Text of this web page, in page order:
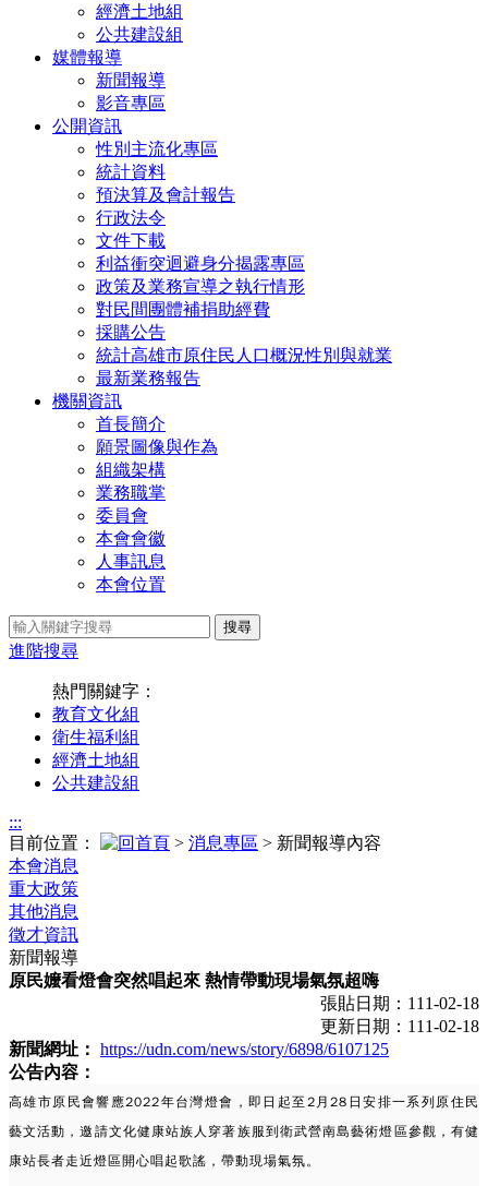
經濟土地組
公共建設組
媒體報導
新聞報導
影音專區
公開資訊
性別主流化專區
統計資料
預決算及會計報告
行政法令
文件下載
利益衝突迴避身分揭露專區
政策及業務宣導之執行情形
對民間團體補捐助經費
採購公告
統計高雄市原住民人口概況性別與就業
最新業務報告
機關資訊
首長簡介
願景圖像與作為
組織架構
業務職掌
委員會
本會會徽
人事訊息
本會位置
搜尋
進階搜尋
熱門關鍵字：
教育文化組
衛生福利組
經濟土地組
公共建設組
:::
目前位置：
> 消息專區 > 新聞報導內容
本會消息
重大政策
其他消息
徵才資訊
新聞報導
原民嬤看燈會突然唱起來 熱情帶動現場氣氛超嗨
張貼日期：111-02-18
更新日期：111-02-18
新聞網址： https://udn.com/news/story/6898/6107125
公告內容：
高雄市原民會響應2022年台灣燈會 ，即日起至2月28日安排一系列原住民
藝文活動，邀請文化健康站族人穿著族服到衛武營南島藝術燈區參觀，有健
康站長者走近燈區開心唱起歌謠，帶動現場氣氛。